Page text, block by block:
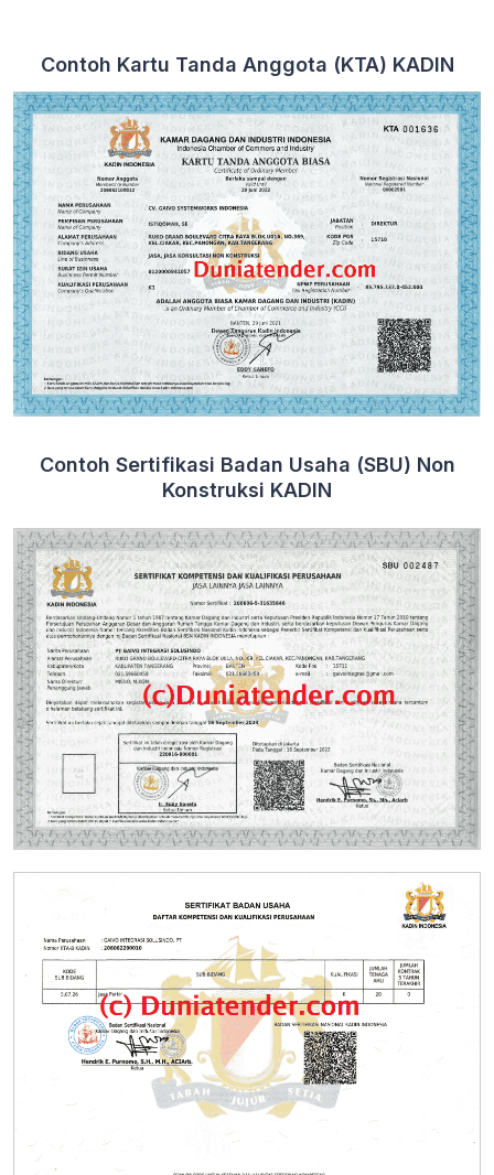
Contoh Kartu Tanda Anggota (KTA) KADIN
Contoh Sertifikasi Badan Usaha (SBU) Non
Konstruksi KADIN